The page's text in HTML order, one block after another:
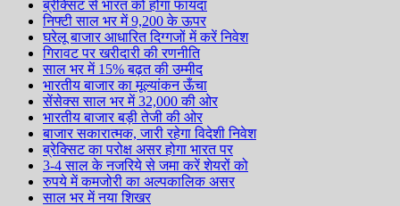
ब्रेक्सिट से भारत को होगा फायदा
निफ्टी साल भर में 9,200 के ऊपर
घरेलू बाजार आधारित दिग्गजों में करें निवेश
गिरावट पर खरीदारी की रणनीति
साल भर में 15% बढ़त की उम्मीद
भारतीय बाजार का मूल्यांकन ऊँचा
सेंसेक्स साल भर में 32,000 की ओर
भारतीय बाजार बड़ी तेजी की ओर
बाजार सकारात्मक, जारी रहेगा विदेशी निवेश
ब्रेक्सिट का परोक्ष असर होगा भारत पर
3-4 साल के नजरिये से जमा करें शेयरों को
रुपये में कमजोरी का अल्पकालिक असर
साल भर में नया शिखर